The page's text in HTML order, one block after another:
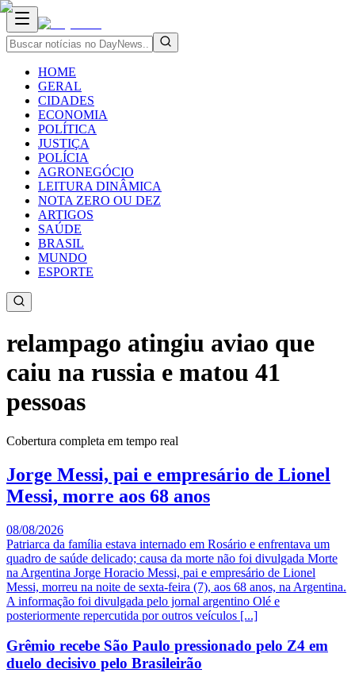
HOME
GERAL
CIDADES
ECONOMIA
POLÍTICA
JUSTIÇA
POLÍCIA
AGRONEGÓCIO
LEITURA DINÂMICA
NOTA ZERO OU DEZ
ARTIGOS
SAÚDE
BRASIL
MUNDO
ESPORTE
relampago atingiu aviao que
caiu na russia e matou 41
pessoas
Cobertura completa em tempo real
Jorge Messi, pai e empresário de Lionel
Messi, morre aos 68 anos
08/08/2026
Patriarca da família estava internado em Rosário e enfrentava um
quadro de saúde delicado; causa da morte não foi divulgada Morte
na Argentina Jorge Horacio Messi, pai e empresário de Lionel
Messi, morreu na noite de sexta-feira (7), aos 68 anos, na Argentina.
A informação foi divulgada pelo jornal argentino Olé e
posteriormente repercutida por outros veículos [...]
Grêmio recebe São Paulo pressionado pelo Z4 em
duelo decisivo pelo Brasileirão